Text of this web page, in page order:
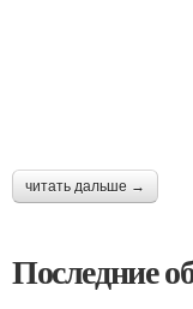
читать дальше →
Последние